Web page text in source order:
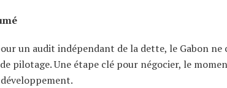
un audit indépendant de la dette, le Gabon ne
pilotage. Une étape clé pour négocier, le